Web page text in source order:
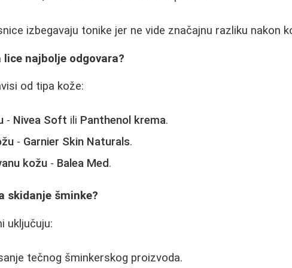
izbegavaju tonike jer ne vide značajnu razliku nakon
lice najbolje odgovara?
od tipa kože:
- Nivea Soft ili Panthenol krema.
- Garnier Skin Naturals.
kožu - Balea Med.
skidanje šminke?
uključuju:
tečnog šminkerskog proizvoda.